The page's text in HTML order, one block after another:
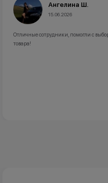
Ангелина Ш.
15.06.2026
Отличные сотрудники, помогли с
товара!